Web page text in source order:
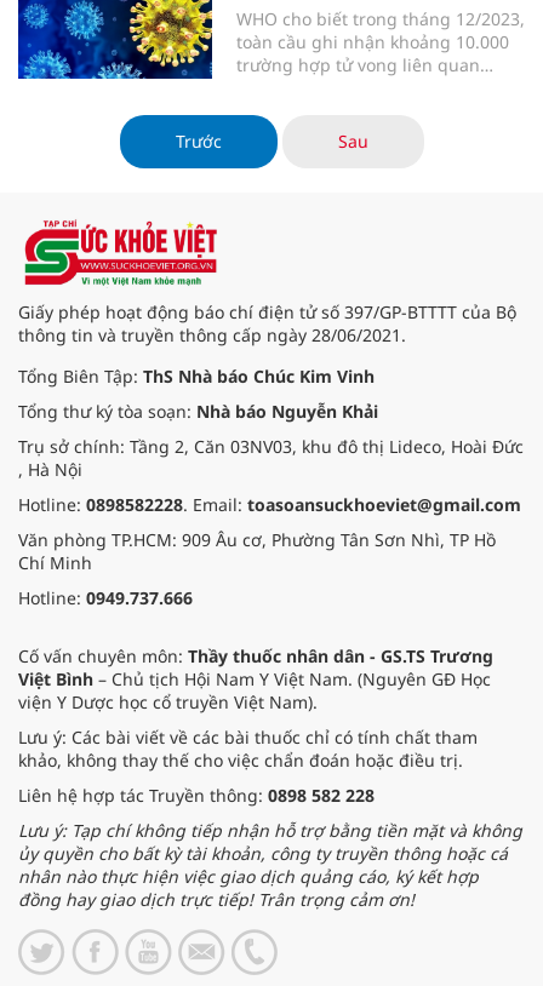
WHO cho biết trong tháng 12/2023,
toàn cầu ghi nhận khoảng 10.000
trường hợp tử vong liên quan
nhận".
Trước
Sau
Giấy phép hoạt động báo chí điện tử số 397/GP-BTTTT của Bộ
thông tin và truyền thông cấp ngày 28/06/2021.
Tổng Biên Tập: ThS Nhà báo Chúc Kim Vinh
Tổng thư ký tòa soạn: Nhà báo Nguyễn Khải
Trụ sở chính: Tầng 2, Căn 03NV03, khu đô thị Lideco, Hoài Đức
, Hà Nội
Hotline: 0898582228. Email: toasoansuckhoeviet@gmail.com
Văn phòng TP.HCM: 909 Âu cơ, Phường Tân Sơn Nhì, TP Hồ
Chí Minh
Hotline: 0949.737.666
Cố vấn chuyên môn: Thầy thuốc nhân dân - GS.TS Trương
Việt Bình – Chủ tịch Hội Nam Y Việt Nam. (Nguyên GĐ Học
viện Y Dược học cổ truyền Việt Nam).
Lưu ý: Các bài viết về các bài thuốc chỉ có tính chất tham
khảo, không thay thế cho việc chẩn đoán hoặc điều trị.
Liên hệ hợp tác Truyền thông: 0898 582 228
Lưu ý: Tạp chí không tiếp nhận hỗ trợ bằng tiền mặt và không
ủy quyền cho bất kỳ tài khoản, công ty truyền thông hoặc cá
nhân nào thực hiện việc giao dịch quảng cáo, ký kết hợp
đồng hay giao dịch trực tiếp! Trân trọng cảm ơn!